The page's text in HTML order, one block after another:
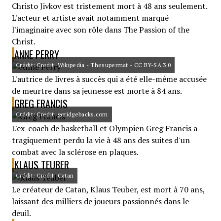
Christo Jivkov est tristement mort à 48 ans seulement.
L'acteur et artiste avait notamment marqué
l'imaginaire avec son rôle dans The Passion of the
Christ.
ANNE PERRY
Crédit: Credit: Wikipedia - Thesupermat - CC BY-SA 3.0
L'autrice de livres à succès qui a été elle-même accusée
de meurtre dans sa jeunesse est morte à 84 ans.
GREG FRANCIS
Crédit: Credit: goridgebacks.com
L'ex-coach de basketball et Olympien Greg Francis a
tragiquement perdu la vie à 48 ans des suites d'un
combat avec la sclérose en plaques.
KLAUS TEUBER
Crédit: Credit: Catan
Le créateur de Catan, Klaus Teuber, est mort à 70 ans,
laissant des milliers de joueurs passionnés dans le
deuil.